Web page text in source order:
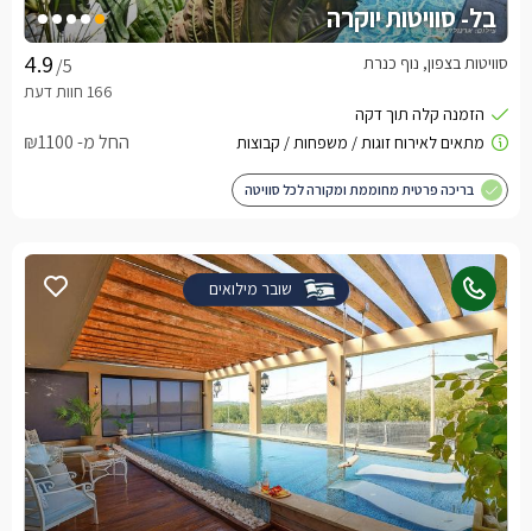
בל- סוויטות יוקרה
/5 סוויטות בצפון, נוף כנרת
החל מ- ₪1100
בריכה פרטית מחוממת ומקורה לכל סוויטה
שובר מילואים